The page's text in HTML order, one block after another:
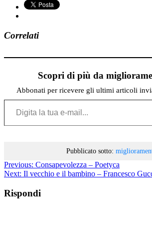
Correlati
Scopri di più da
Abbonati per ricevere gli ultimi articoli
Digita la tua e-mail...
Pubblicato sotto:
Previous: Consapevolezza – Poetyca
Next: Il vecchio e il bambino – Francesco
Rispondi